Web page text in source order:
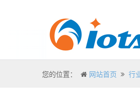
您的位置： 网站首页 行